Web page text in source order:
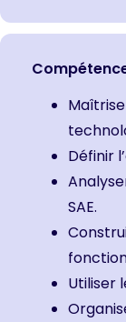
Définir
SAE.
Utiliser